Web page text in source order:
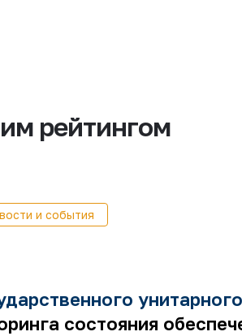
рейтингом
и события
состояния